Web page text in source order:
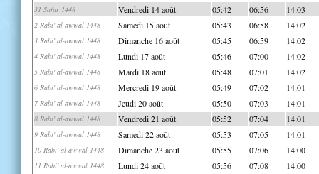
31 Safar 1448 Vendredi 14 août 05:42 06:56 14:03
2 Rabi' al-awwal 1448 Samedi 15 août 05:43 06:58 14:02
3 Rabi' al-awwal 1448 Dimanche 16 août 05:45 06:59 14:02
4 Rabi' al-awwal 1448 Lundi 17 août 05:46 07:00 14:02
5 Rabi' al-awwal 1448 Mardi 18 août 05:48 07:01 14:02
6 Rabi' al-awwal 1448 Mercredi 19 août 05:49 07:02 14:01
7 Rabi' al-awwal 1448 Jeudi 20 août 05:50 07:03 14:01
8 Rabi' al-awwal 1448 Vendredi 21 août 05:52 07:04 14:01
9 Rabi' al-awwal 1448 Samedi 22 août 05:53 07:05 14:01
10 Rabi' al-awwal 1448 Dimanche 23 août 05:55 07:06 14:00
11 Rabi' al-awwal 1448 Lundi 24 août 05:56 07:08 14:00